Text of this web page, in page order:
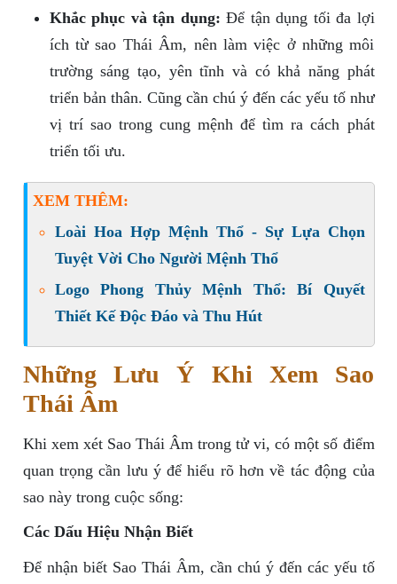
Khắc phục và tận dụng: Để tận dụng tối đa lợi
ích từ sao Thái Âm, nên làm việc ở những môi
trường sáng tạo, yên tĩnh và có khả năng phát
triển bản thân. Cũng cần chú ý đến các yếu tố như
vị trí sao trong cung mệnh để tìm ra cách phát
triển tối ưu.
XEM THÊM:
Loài Hoa Hợp Mệnh Thổ - Sự Lựa Chọn
Tuyệt Vời Cho Người Mệnh Thổ
Logo Phong Thủy Mệnh Thổ: Bí Quyết
Thiết Kế Độc Đáo và Thu Hút
Những Lưu Ý Khi Xem Sao
Thái Âm
Khi xem xét Sao Thái Âm trong tử vi, có một số điểm
quan trọng cần lưu ý để hiểu rõ hơn về tác động của
sao này trong cuộc sống:
Các Dấu Hiệu Nhận Biết
Để nhận biết Sao Thái Âm, cần chú ý đến các yếu tố